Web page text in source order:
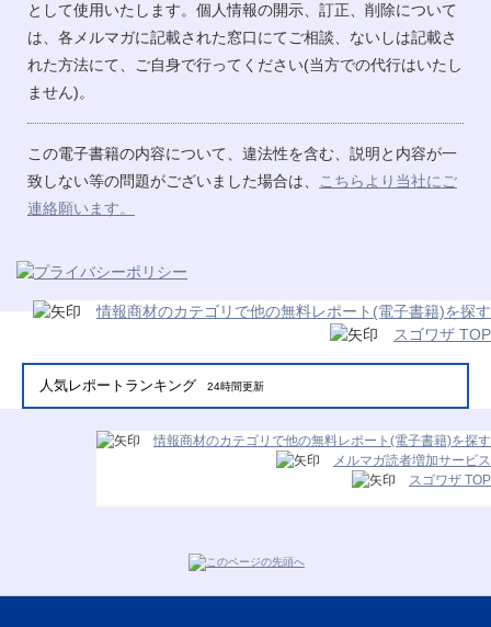
として使用いたします。個人情報の開示、訂正、削除について
は、各メルマガに記載された窓口にてご相談、ないしは記載さ
れた方法にて、ご自身で行ってください(当方での代行はいたし
ません)。
この電子書籍の内容について、違法性を含む、説明と内容が一
致しない等の問題がございました場合は、
こちらより当社にご
連絡願います。
情報商材のカテゴリで他の無料レポート(電子書籍)を探す
スゴワザ TOP
人気レポートランキング 24時間更新
情報商材のカテゴリで他の無料レポート(電子書籍)を探す
メルマガ読者増加サービス
スゴワザ TOP